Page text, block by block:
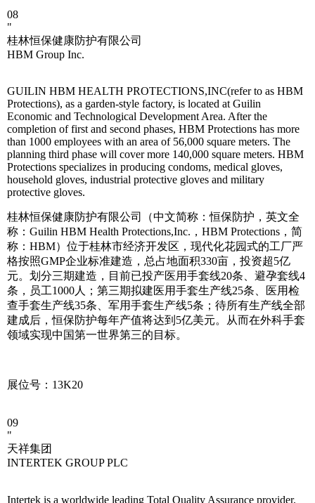
08
"
桂林恒保健康防护有限公司
HBM Group Inc.
GUILIN HBM HEALTH PROTECTIONS,INC(refer to as HBM
Protections), as a garden-style factory, is located at Guilin
Economic and Technological Development Area. After the
completion of first and second phases, HBM Protections has more
than 1000 employees with an area of 56,000 square meters. The
planning third phase will cover more 140,000 square meters. HBM
Protections specializes in producing condoms, medical gloves,
household gloves, industrial protective gloves and military
protective gloves.
桂林恒保健康防护有限公司（中文简称：恒保防护，英文全
称：Guilin HBM Health Protections,Inc.，HBM Protections，简
称：HBM）位于桂林市经济开发区，现代化花园式的工厂严
格按照GMP企业标准建造，总占地面积330亩，投资超5亿
元。划分三期建造，目前已投产医用手套线20条、避孕套线4
条，员工1000人；第三期拟建医用手套生产线25条、医用检
查手套生产线35条、军用手套生产线5条；待所有生产线全部
建成后，恒保防护每年产值将达到5亿美元。从而在外科手套
领域实现中国第一世界第三的目标。
展位号：13K20
09
"
天祥集团
INTERTEK GROUP PLC
Intertek is a worldwide leading Total Quality Assurance provider.